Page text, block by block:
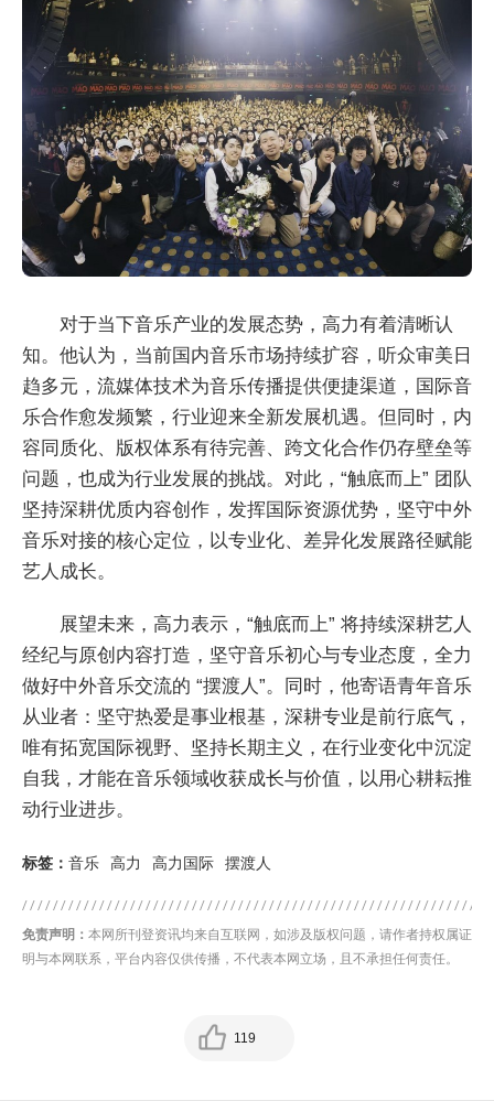
对于当下音乐产业的发展态势，高力有着清晰认
知。他认为，当前国内音乐市场持续扩容，听众审美日
趋多元，流媒体技术为音乐传播提供便捷渠道，国际音
乐合作愈发频繁，行业迎来全新发展机遇。但同时，内
容同质化、版权体系有待完善、跨文化合作仍存壁垒等
问题，也成为行业发展的挑战。对此，“触底而上” 团队
坚持深耕优质内容创作，发挥国际资源优势，坚守中外
音乐对接的核心定位，以专业化、差异化发展路径赋能
艺人成长。
展望未来，高力表示，“触底而上” 将持续深耕艺人
经纪与原创内容打造，坚守音乐初心与专业态度，全力
做好中外音乐交流的 “摆渡人”。同时，他寄语青年音乐
从业者：坚守热爱是事业根基，深耕专业是前行底气，
唯有拓宽国际视野、坚持长期主义，在行业变化中沉淀
自我，才能在音乐领域收获成长与价值，以用心耕耘推
动行业进步。
标签： 音乐 高力 高力国际 摆渡人
免责声明： 本网所刊登资讯均来自互联网，如涉及版权问题，请作者持权属证
明与本网联系，平台内容仅供传播，不代表本网立场，且不承担任何责任。
119